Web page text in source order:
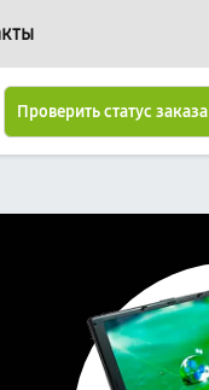
Проверить статус заказа